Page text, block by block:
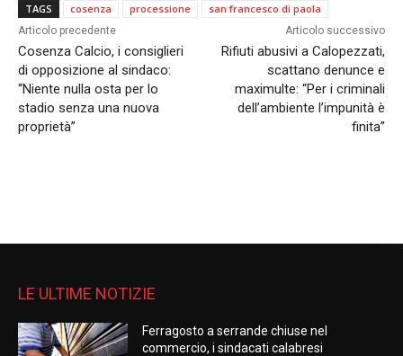
TAGS cosenza processione san francesco di paola
Articolo precedente
Cosenza Calcio, i consiglieri
di opposizione al sindaco:
“Niente nulla osta per lo
stadio senza una nuova
proprietà”
Articolo successivo
Rifiuti abusivi a Calopezzati,
scattano denunce e
maximulte: “Per i criminali
dell’ambiente l’impunità è
finita”
LE ULTIME NOTIZIE
Ferragosto a serrande chiuse nel
commercio, i sindacati calabresi